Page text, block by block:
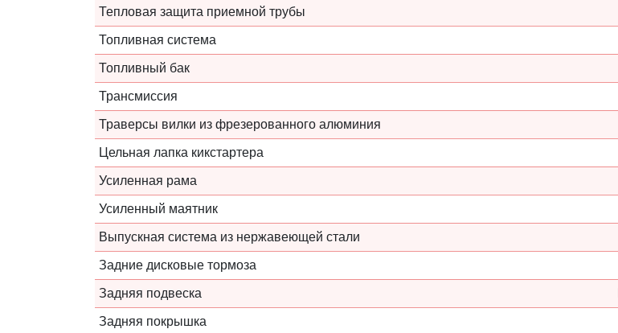
Тепловая защита приемной трубы
Топливная система
Топливный бак
Трансмиссия
Траверсы вилки из фрезерованного алюминия
Цельная лапка кикстартера
Усиленная рама
Усиленный маятник
Выпускная система из нержавеющей стали
Задние дисковые тормоза
Задняя подвеска
Задняя покрышка